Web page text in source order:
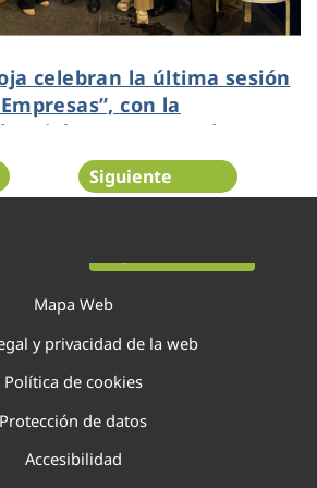
celebran la última sesión
con la
social como motor de
territorios
Siguiente
Mapa Web
y privacidad de la web
Política de cookies
Protección de datos
Accesibilidad